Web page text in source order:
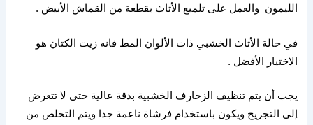
الليمون
والعمل على تلميع الأثاث بقطعة من القماش الأبيض .
في حالة الأثاث الخشبي ذات الألوان المط فانه زيت الكتان هو
الاختيار الأفضل .
يجب أن يتم تنظيف الزخارف الخشبية بدقة عالية حتى لا تتعرض
إلى التجريح ويكون باستخدام فرشاة ناعمة جدا ويتم التخلص من